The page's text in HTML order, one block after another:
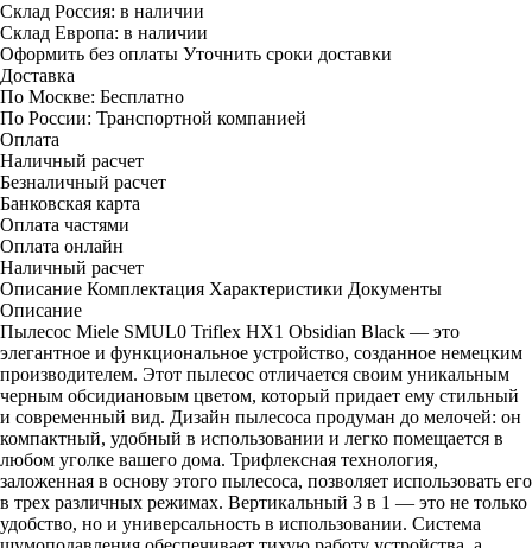
Склад Россия: в наличии
Склад Европа: в наличии
Оформить без оплаты Уточнить сроки доставки
Доставка
По Москве: Бесплатно
По России: Транспортной компанией
Оплата
Наличный расчет
Безналичный расчет
Банковская карта
Оплата частями
Оплата онлайн
Наличный расчет
Описание Комплектация Характеристики Документы
Описание
Пылесос Miele SMUL0 Triflex HX1 Obsidian Black — это
элегантное и функциональное устройство, созданное немецким
производителем. Этот пылесос отличается своим уникальным
черным обсидиановым цветом, который придает ему стильный
и современный вид. Дизайн пылесоса продуман до мелочей: он
компактный, удобный в использовании и легко помещается в
любом уголке вашего дома. Трифлексная технология,
заложенная в основу этого пылесоса, позволяет использовать его
в трех различных режимах. Вертикальный 3 в 1 — это не только
удобство, но и универсальность в использовании. Система